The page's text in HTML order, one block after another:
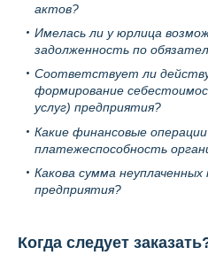
актов?
Имелась ли у юрлица
задолженность по
Соответствует ли
формирование
услуг) предприятия?
Какие финансовые
платежеспособность
Какова сумма неуплаченных
предприятия?
Когда следует